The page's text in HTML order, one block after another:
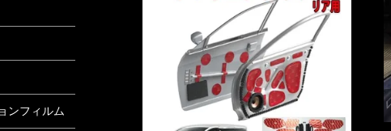
ンフィルム